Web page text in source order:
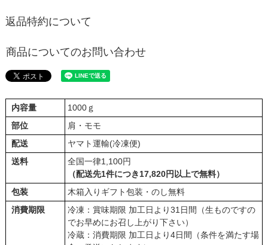
返品特約について
商品についてのお問い合わせ
内容量
1000ｇ
部位
肩・モモ
配送
ヤマト運輸(冷凍便)
送料
全国一律1,100円
（配送先1件につき17,820円以上で無料）
包装
木箱入りギフト包装・のし無料
消費期限
冷凍：賞味期限 加工日より31日間（生ものですの
でお早めにお召し上がり下さい）
冷蔵：消費期限 加工日より4日間（条件を満たす場